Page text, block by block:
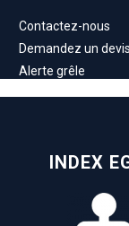
Contactez-nous
Demandez un devis
Alerte grêle
INDEX